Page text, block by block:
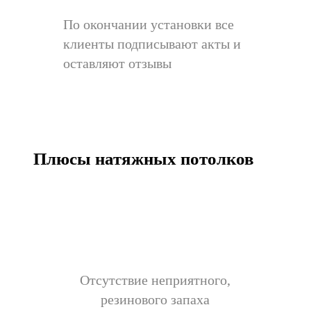
По окончании установки все
клиенты подписывают акты и
оставляют отзывы
Плюсы натяжных потолков
Отсутствие неприятного,
резинового запаха